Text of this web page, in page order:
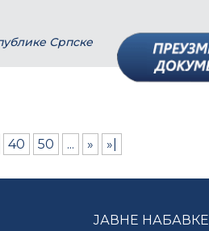
Српске
40 50 ... » »|
ЈАВНЕ НАБАВКЕ